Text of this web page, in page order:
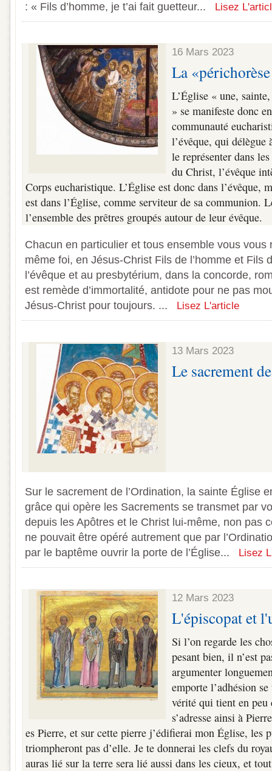
: « Fils d’homme, je t’ai fait guetteur...
Lisez
16 Mars 2023
La
L’Église « une,
» se manifeste donc
communauté
l’évêque, qui délègue
le représenter dans
du Christ, l’évêque
Corps eucharistique. L’Église est donc dans l’évêque,
est dans l’Église, comme serviteur de sa communion.
l’ensemble des prêtres groupés autour de leur évêque.
Chacun en particulier et tous ensemble vous vous
même foi, en Jésus-Christ Fils de l’homme et Fils
l’évêque et au presbytérium, dans la concorde,
est remède d’immortalité, antidote pour ne pas
Jésus-Christ pour toujours. ...
Lisez L'article
13 Mars 2023
Le sacrement
Sur le sacrement de l’Ordination, la sainte Église
grâce qui opère les Sacrements se transmet par
depuis les Apôtres et le Christ lui-même, non pas
ne pouvait être opéré autrement que par
par le baptême ouvrir la porte de l’Église...
Lisez
12 Mars 2023
L'épiscopat et
Si l’on regarde les
pesant bien, il n’est
argumenter
emporte l’adhésion
vérité qui tient en peu
s’adresse ainsi à
es Pierre, et sur cette pierre j’édifierai mon Église, les
triompheront pas d’elle. Je te donnerai les clefs du
auras lié sur la terre sera lié aussi dans les cieux, et